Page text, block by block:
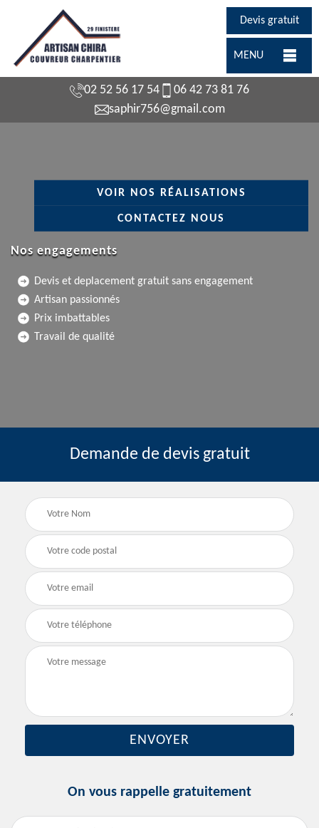
Devis gratuit
MENU
02 52 56 17 54
06 42 73 81 76
saphir756@gmail.com
VOIR NOS RÉALISATIONS
CONTACTEZ NOUS
Nos engagements
Devis et deplacement gratuit sans engagement
Artisan passionnés
Prix imbattables
Travail de qualité
Demande de devis gratuit
On vous rappelle gratuitement